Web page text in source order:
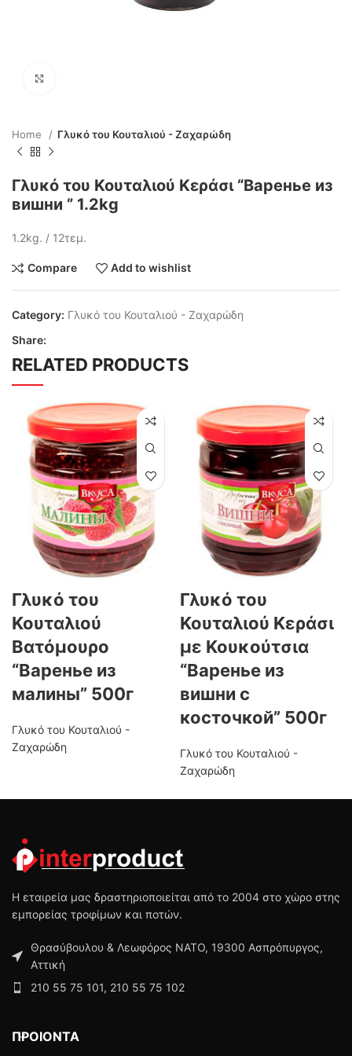
Home Γλυκό του Κουταλιού - Ζαχαρώδη
Γλυκό του Κουταλιού Κεράσι “Варенье из
вишни ” 1.2kg
1.2kg. / 12τεμ.
Compare Add to wishlist
Category: Γλυκό του Κουταλιού - Ζαχαρώδη
Share:
RELATED PRODUCTS
Γλυκό του
Κουταλιού
Βατόμουρο
“Варенье из
малины” 500г
Γλυκό του Κουταλιού -
Ζαχαρώδη
Γλυκό του
Κουταλιού Κεράσι
με Κουκούτσια
“Варенье из
вишни с
косточкой” 500г
Γλυκό του Κουταλιού -
Ζαχαρώδη
Η εταιρεία μας δραστηριοποιείται από το 2004 στο χώρο στης
εμπορείας τροφίμων και ποτών.
Θρασύβουλου & Λεωφόρος ΝΑΤΟ, 19300 Ασπρόπυργος,
Αττική
210 55 75 101, 210 55 75 102
ΠΡΟΙΟΝΤΑ